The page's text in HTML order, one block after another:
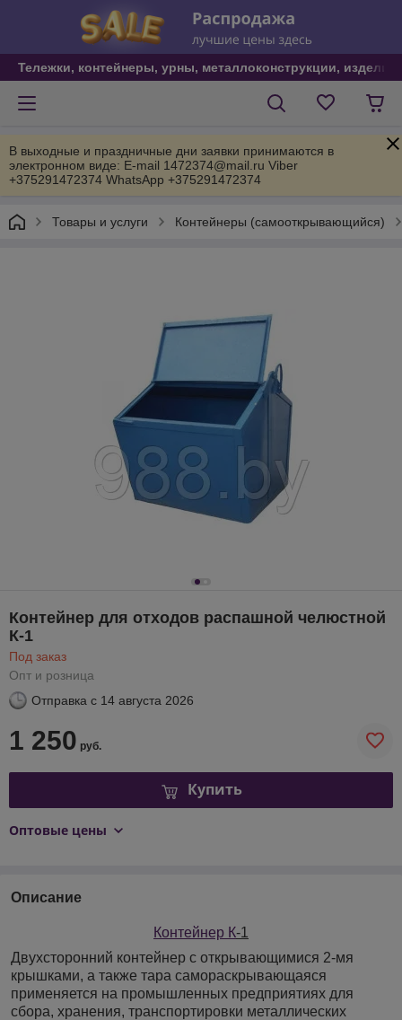
Тележки, контейнеры, урны, металлоконструкции,
В выходные и праздничные дни заявки принимаются в
электронном виде: E-mail 1472374@mail.ru Viber
+375291472374 WhatsApp +375291472374
Товары и услуги Контейнеры (самооткрывающийся)
Контейнер для отходов распашной челюстной
К-1
Под заказ
Опт и розница
Отправка с 14 августа 2026
1 250 руб.
Купить
Оптовые цены
Описание
Контейнер К-1
Двухсторонний контейнер с открывающимися 2-мя
крышками, а также тара самораскрывающаяся
применяется на промышленных предприятиях для
сбора, хранения, транспортировки металлических